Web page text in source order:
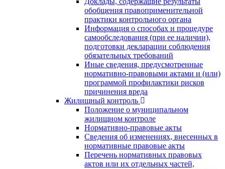
обобщения правоприменительной
практики контрольного органа
Информация о способах и процедуре
самообследования (при ее наличии),
подготовки декларации соблюдения
обязательных требований
Иные сведения, предусмотренные
нормативно-правовыми актами и (или)
программой профилактики рисков
причинения вреда
Жилищный контроль
Положение о муниципальном
жилищном контроле
Нормативно-правовые акты
Сведения об изменениях, внесенных в
нормативные правовые акты
Перечень нормативных правовых
актов или их отдельных частей,